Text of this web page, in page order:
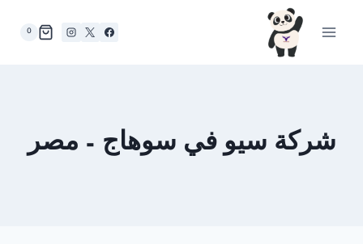
0
شركة سيو في سوهاج – مصر